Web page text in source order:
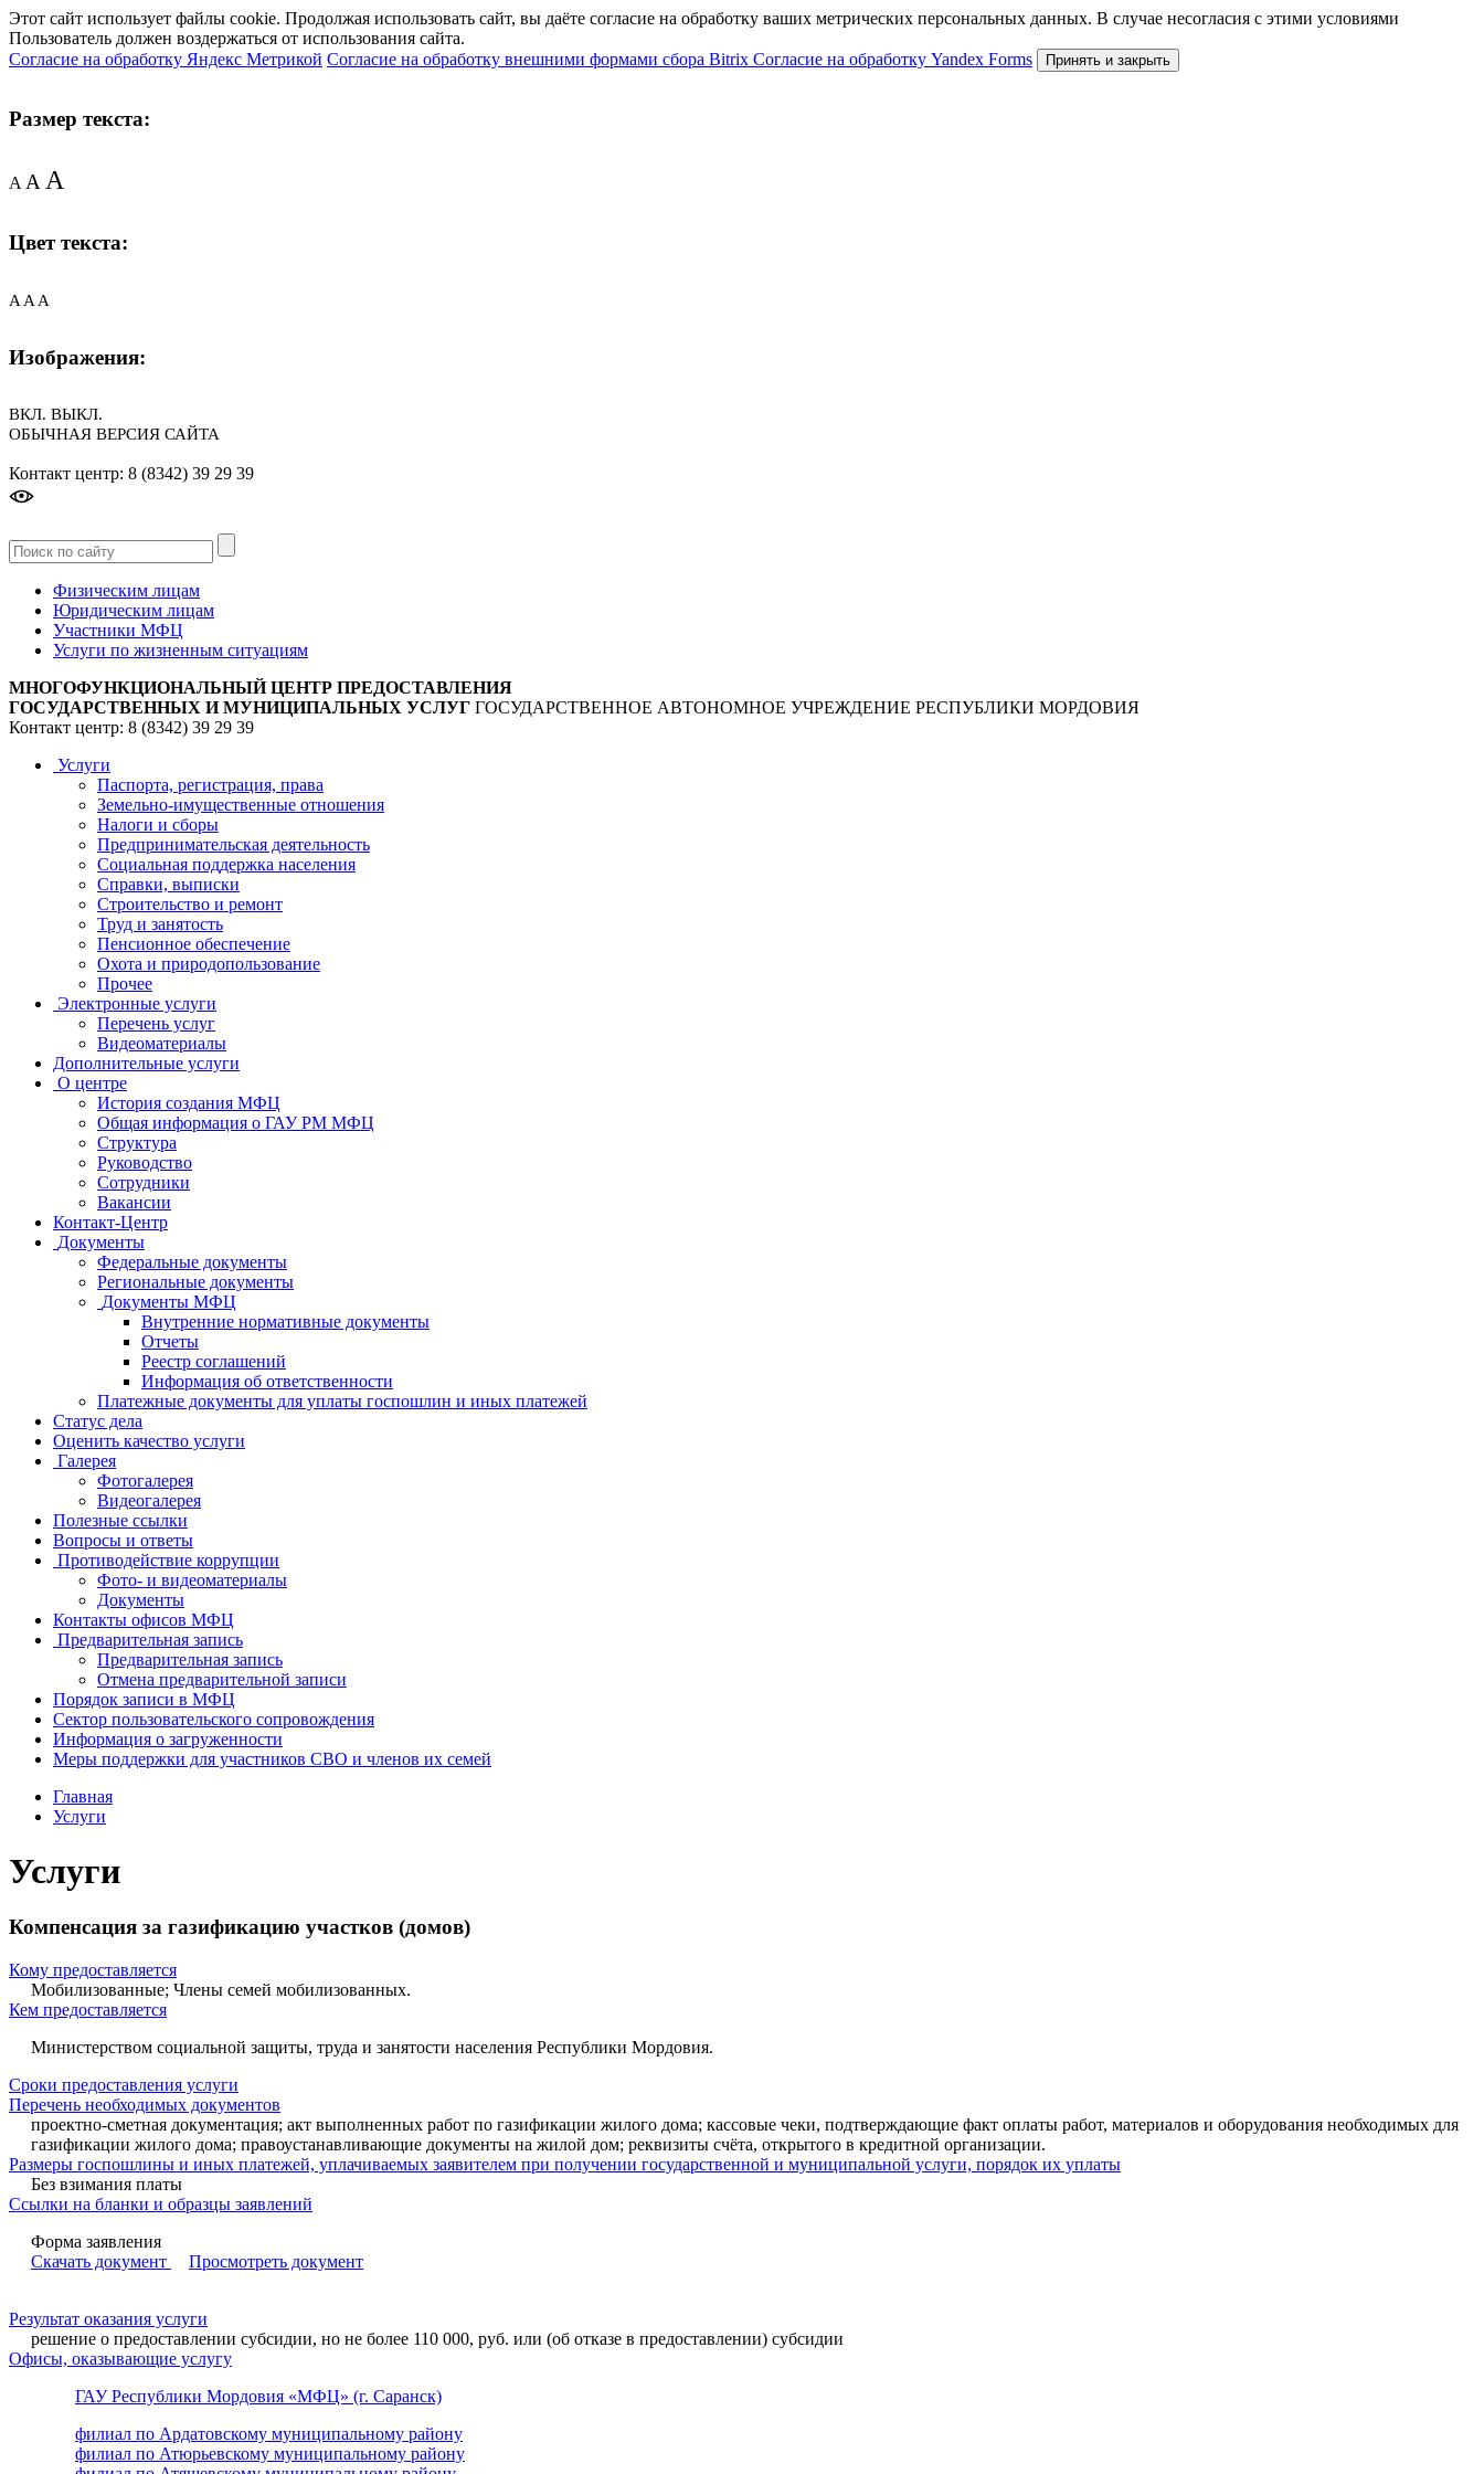
Этот сайт использует файлы cookie. Продолжая использовать сайт, вы даёте согласие на обработку ваших метрических персональных данных. В случае несогласия с этими условиями
Пользователь должен воздержаться от использования сайта.
Согласие на обработку Яндекс Метрикой Согласие на обработку внешними формами сбора Bitrix Согласие на обработку Yandex Forms Принять и закрыть
Размер текста:
AAA
Цвет текста:
A A A
Изображения:
ВКЛ. ВЫКЛ.
ОБЫЧНАЯ ВЕРСИЯ САЙТА
Контакт центр: 8 (8342) 39 29 39
Физическим лицам
Юридическим лицам
Участники МФЦ
Услуги по жизненным ситуациям
МНОГОФУНКЦИОНАЛЬНЫЙ ЦЕНТР ПРЕДОСТАВЛЕНИЯ
ГОСУДАРСТВЕННЫХ И МУНИЦИПАЛЬНЫХ УСЛУГ ГОСУДАРСТВЕННОЕ АВТОНОМНОЕ УЧРЕЖДЕНИЕ РЕСПУБЛИКИ МОРДОВИЯ
Контакт центр: 8 (8342) 39 29 39
Услуги
Паспорта, регистрация, права
Земельно-имущественные отношения
Налоги и сборы
Предпринимательская деятельность
Социальная поддержка населения
Справки, выписки
Строительство и ремонт
Труд и занятость
Пенсионное обеспечение
Охота и природопользование
Прочее
Электронные услуги
Перечень услуг
Видеоматериалы
Дополнительные услуги
О центре
История создания МФЦ
Общая информация о ГАУ РМ МФЦ
Структура
Руководство
Сотрудники
Вакансии
Контакт-Центр
Документы
Федеральные документы
Региональные документы
Документы МФЦ
Внутренние нормативные документы
Отчеты
Реестр соглашений
Информация об ответственности
Платежные документы для уплаты госпошлин и иных платежей
Статус дела
Оценить качество услуги
Галерея
Фотогалерея
Видеогалерея
Полезные ссылки
Вопросы и ответы
Противодействие коррупции
Фото- и видеоматериалы
Документы
Контакты офисов МФЦ
Предварительная запись
Предварительная запись
Отмена предварительной записи
Порядок записи в МФЦ
Сектор пользовательского сопровождения
Информация о загруженности
Меры поддержки для участников СВО и членов их семей
Главная
Услуги
Услуги
Компенсация за газификацию участков (домов)
Кому предоставляется
Мобилизованные; Члены семей мобилизованных.
Кем предоставляется
Министерством социальной защиты, труда и занятости населения Республики Мордовия.
Сроки предоставления услуги
Перечень необходимых документов
проектно-сметная документация; акт выполненных работ по газификации жилого дома; кассовые чеки, подтверждающие факт оплаты работ, материалов и оборудования необходимых для
газификации жилого дома; правоустанавливающие документы на жилой дом; реквизиты счёта, открытого в кредитной организации.
Размеры госпошлины и иных платежей, уплачиваемых заявителем при получении государственной и муниципальной услуги, порядок их уплаты
Без взимания платы
Ссылки на бланки и образцы заявлений
Форма заявления
Скачать документ
Просмотреть документ
Результат оказания услуги
решение о предоставлении субсидии, но не более 110 000, руб. или (об отказе в предоставлении) субсидии
Офисы, оказывающие услугу
ГАУ Республики Мордовия «МФЦ» (г. Саранск)
филиал по Ардатовскому муниципальному району
филиал по Атюрьевскому муниципальному району